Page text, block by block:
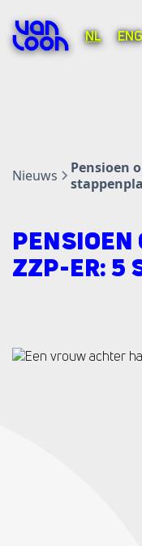
NL ENG
Nieuws
Pensioen
ZZP-ER: 5